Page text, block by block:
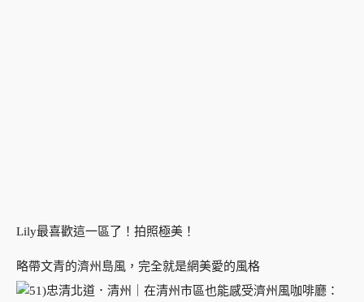
Lily最喜歡這一區了！拍照極美！
略帶文青的濟州島風，完全就是網美愛的風格